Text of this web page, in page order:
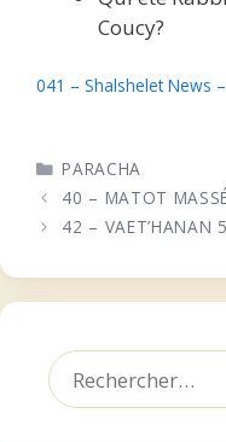
Coucy?
041 – Shalshelet News
CATÉGORIES
PARACHA
40 – MATOT
42 – VAET’HANAN
Rechercher :